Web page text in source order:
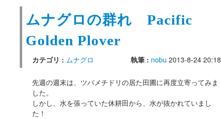
ムナグロの群れ Pacific
Golden Plover
カテゴリ : ムナグロ 執筆 : nobu 2013-8-24 20:18
先週の週末は、ツバメチドリの居た田圃に再度立寄ってみま
した。
しかし、水を張っていた休耕田から、水が抜かれていまし
た！